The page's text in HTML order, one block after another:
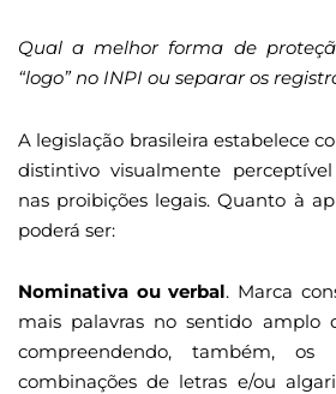
Qual a melhor forma de
“logo” no INPI ou separar os
A legislação brasileira estabelece
distintivo visualmente
nas proibições legais. Quanto à
poderá ser:
Nominativa ou verbal. Marca
mais palavras no sentido amplo
compreendendo, também, os
combinações de letras e/ou